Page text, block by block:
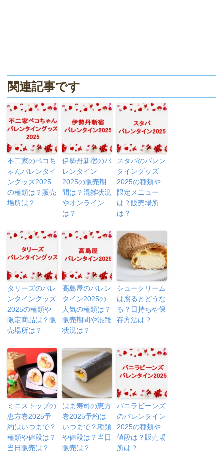
関連記事です
不二家のペコち
ゃんバレンタイ
ングッズ2025
の種類は？販売
場所は？
伊勢丹新宿のバ
レンタイン
2025の販売期
間は？混雑状況
やオンライン
は？
スタバのバレン
タイングッズ
2025の種類や
限定メニュー
は？販売場所
は？
タリーズのバレ
ンタイングッズ
2025の種類や
限定商品は？販
売場所は？
高島屋のバレン
タイン2025の
人気の種類は？
販売期間や混雑
状況は？
シュークリーム
は腐るとどうな
る？日持ちや保
存方法は？
ミニストップの
恵方巻2025予
約はいつまで？
種類や値段は？
当日販売は？
はま寿司の恵方
巻2025予約は
いつまで？種類
や値段は？当日
販売は？
バニラビーンズ
のバレンタイン
2025の種類や
値段は？販売場
所は？